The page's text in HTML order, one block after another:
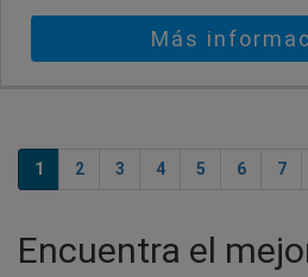
Más
1 2 3 4 5 6 7
Encuentra el